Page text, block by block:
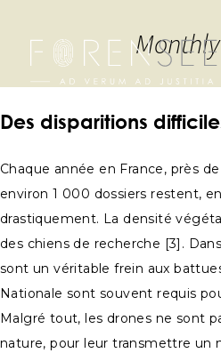
Des disparitions
Chaque année en France, près
environ 1 000 dossiers restent,
drastiquement. La densité
des chiens de recherche [3].
sont un véritable frein aux
Nationale sont souvent requis
Malgré tout, les drones ne sont
nature, pour leur transmettre un